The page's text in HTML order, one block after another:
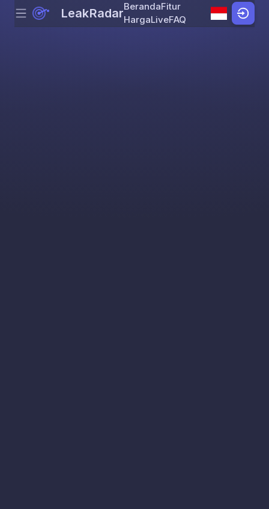
Skip to content
Menu LeakRadarBerandaFitur
HargaLiveFAQ